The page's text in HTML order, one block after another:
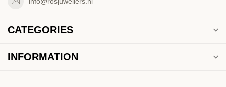
CATEGORIES
INFORMATION